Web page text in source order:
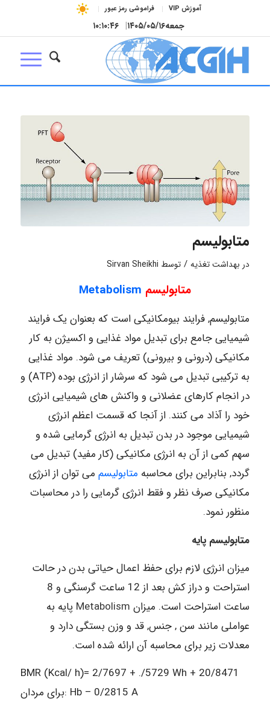
آموزش VIP فراموشی رمز عبور
جمعه۱۴۰۵/۰۵/۱۶| ۱۰:۱۰:۴۶
متابولیسم
در بهداشت تغذیه / توسط Sirvan Sheikhi
متابولیسم Metabolism
متابولیسم, فرایند بیومکانیکی است که بعنوان یک فرایند
شیمیایی جامع برای تبدیل مواد غذایی و اکسیژن به کار
مکانیکی (درونی و بیرونی) تعریف می شود. مواد غذایی
به ترکیبی تبدیل می شود که سرشار از انرژی بوده (ATP) و
در انجام کارهای عضلانی و واکنش های شیمیایی انرژی
خود را آذاد می کنند. از آنجا که قسمت اعظم انرژی
شیمیایی موجود در بدن تبدیل به انرژی گرمایی شده و
سهم کمی از آن به انرژی مکانیکی (کار مفید) تبدیل می
گردد, بنابراین برای محاسبه متابولیسممی توان از انرژی
مکانیکی صرف نظر و فقط انرژی گرمایی را در محاسبات
منظور نمود.
متابولیسم پایه
میزان انرژی لازم برای حفظ اعمال حیاتی بدن در حالت
استراحت و دراز کش بعد از 12 ساعت گرسنگی و 8
ساعت استراحت است. میزان Metabolism پایه به
عواملی مانند سن , جنس, قد و وزن بستگی دارد و
معدلات زیر برای محاسبه آن ارائه شده است.
BMR (Kcal/ h)= 2/7697 + ./5729 Wh + 20/8471
Hb – 0/2815 A :برای مردان